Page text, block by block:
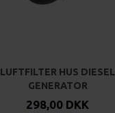
LUFTFILTER HUS DIESEL
GENERATOR
298,00 DKK